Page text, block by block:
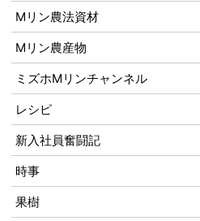
Mリン農法資材
Mリン農産物
ミズホMリンチャンネル
レシピ
新入社員奮闘記
時事
果樹